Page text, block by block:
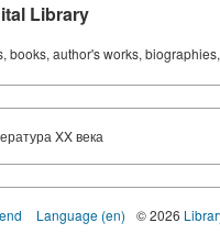
Library
books, author's works,
XX века
Language (en) © 2026